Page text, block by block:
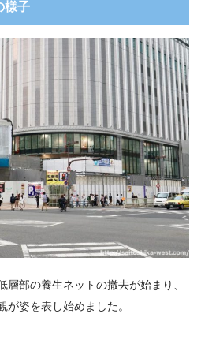
様子
部の養生ネットの撤去が始まり、
が姿を表し始めました。